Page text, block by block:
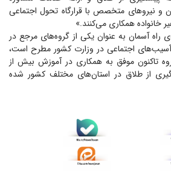
نیرو‌های متخصص با قرارگاه تحول اجتماعی
خانواده همکاری می‌کنند.»
راه آسمان به عنوان یکی از گروه‌های مرجع در
اجتماعی در وزارت کشور مطرح است،
تاکنون موفق به همکاری در آموزش بیش از
از طلاق در استان‌های مختلف کشور شده